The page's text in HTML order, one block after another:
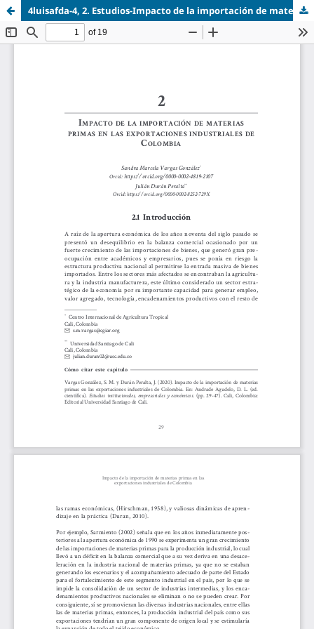
4luisafda-4, 2. Estudios-Impacto de la importación de materias primas en las exportaciones industriales de Colombia.pdf